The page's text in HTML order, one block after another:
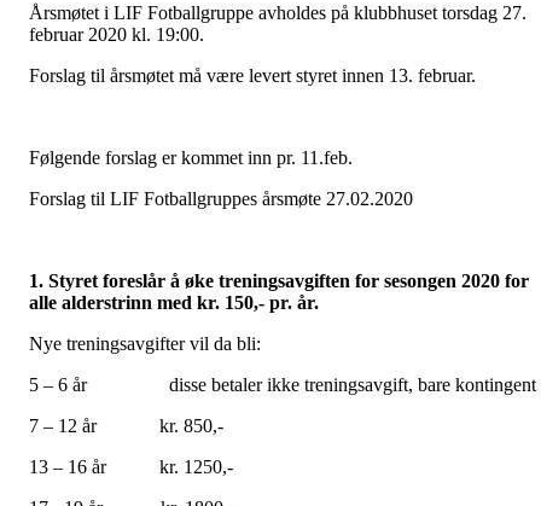
Årsmøtet i LIF Fotballgruppe avholdes på klubbhuset torsdag 27.
februar 2020 kl. 19:00.
Forslag til årsmøtet må være levert styret innen 13. februar.
Følgende forslag er kommet inn pr. 11.feb.
Forslag til LIF Fotballgruppes årsmøte 27.02.2020
1. Styret foreslår å øke treningsavgiften for sesongen 2020 for
alle alderstrinn med kr. 150,- pr. år.
Nye treningsavgifter vil da bli:
5 – 6 år disse betaler ikke treningsavgift, bare kontingent
7 – 12 år kr. 850,-
13 – 16 år kr. 1250,-